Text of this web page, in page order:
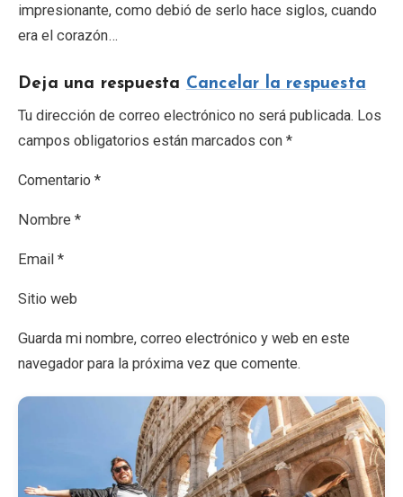
impresionante, como debió de serlo hace siglos, cuando
era el corazón…
Deja una respuesta Cancelar la respuesta
Tu dirección de correo electrónico no será publicada. Los
campos obligatorios están marcados con *
Comentario *
Nombre *
Email *
Sitio web
Guarda mi nombre, correo electrónico y web en este
navegador para la próxima vez que comente.